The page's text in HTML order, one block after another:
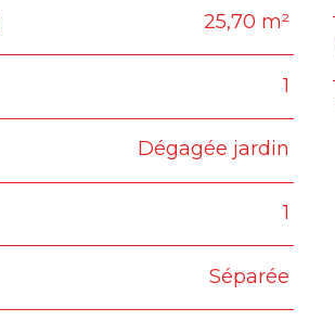
25,70 m²
1
Dégagée jardin
1
Séparée